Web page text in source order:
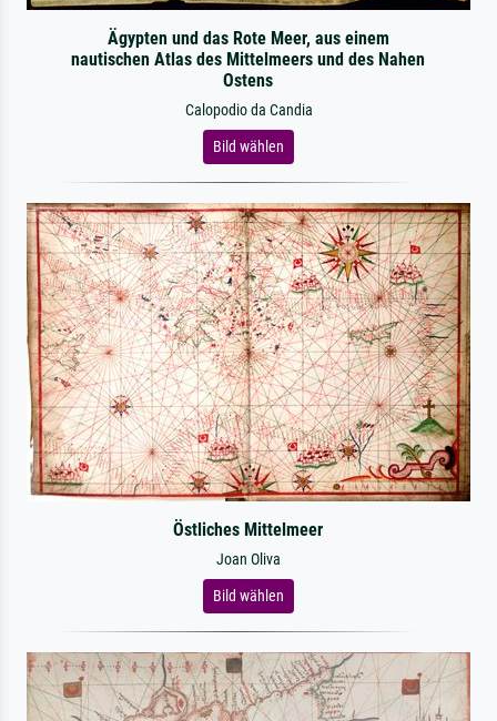
Ägypten und das Rote Meer, aus einem
nautischen Atlas des Mittelmeers und des Nahen
Ostens
Calopodio da Candia
Bild wählen
Östliches Mittelmeer
Joan Oliva
Bild wählen